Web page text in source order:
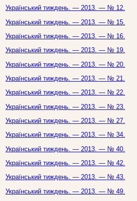
Український тиждень. — 2013. — № 12.
Український тиждень. — 2013. — № 15.
Український тиждень. — 2013. — № 16.
Український тиждень. — 2013. — № 19.
Український тиждень. — 2013. — № 20.
Український тиждень. — 2013. — № 21.
Український тиждень. — 2013. — № 22.
Український тиждень. — 2013. — № 23.
Український тиждень. — 2013. — № 27.
Український тиждень. — 2013. — № 34.
Український тиждень. — 2013. — № 40.
Український тиждень. — 2013. — № 42.
Український тиждень. — 2013. — № 43.
Український тиждень. — 2013. — № 49.